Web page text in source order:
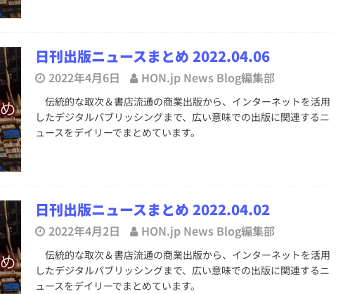
日刊出版ニュースまとめ 2022.04.06
2022年4月6日 HON.jp News Blog編集部
伝統的な取次＆書店流通の商業出版から、インターネットを活用
したデジタルパブリッシングまで、広い意味での出版に関連するニ
ュースをデイリーでまとめています。
日刊出版ニュースまとめ 2022.04.02
2022年4月2日 HON.jp News Blog編集部
伝統的な取次＆書店流通の商業出版から、インターネットを活用
したデジタルパブリッシングまで、広い意味での出版に関連するニ
ュースをデイリーでまとめています。